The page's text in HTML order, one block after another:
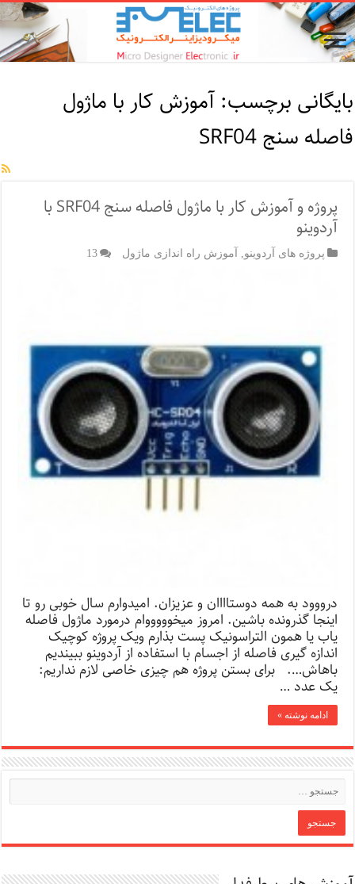
بایگانی برچسب:آموزش کار با ماژول
فاصله سنج SRF04
پروژه و آموزش کار با ماژول فاصله سنج SRF04 با
آردوینو
پروژه های آردوینو آموزش راه اندازی ماژول 13
درووود به همه دوستاااان و عزیزان. امیدوارم سال خوبی رو تا
اینجا گذرونده باشین. امروز میخوووووام درمورد ماژول فاصله
یاب یا همون التراسونیک پست بذارم ویک پروژه کوچیک
اندازه گیری فاصله از اجسام با استفاده از آردوینو ببیندیم
باهاش…. برای بستن پروژه هم چیزی خاصی لازم نداریم:
یک عدد …
ادامه نوشته »